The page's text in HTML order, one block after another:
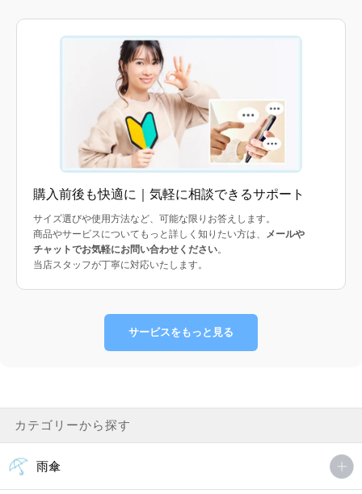
購入前後も快適に｜気軽に相談できるサポート
サイズ選びや使用方法など、可能な限りお答えします。
商品やサービスについてもっと詳しく知りたい方は、
メールや
チャットでお気軽にお問い合わせください。
当店スタッフが丁寧に対応いたします。
サービスをもっと見る
カテゴリーから探す
雨傘